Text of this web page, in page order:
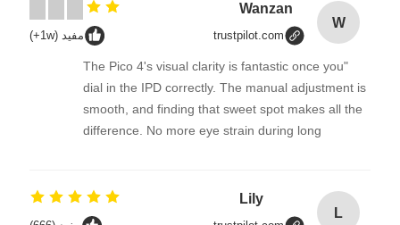
W
Wanzan
trustpilot.com مفيد (1w+)
"The Pico 4's visual clarity is fantastic once you
dial in the IPD correctly. The manual adjustment is
smooth, and finding that sweet spot makes all the
difference. No more eye strain during long
fantastic once you dial in the IPD correctly. The
manual adjustment is smooth, and finding that
L
Lily